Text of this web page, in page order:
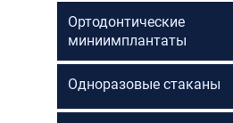
Ортодонтические
миниимплантаты
Одноразовые стаканы